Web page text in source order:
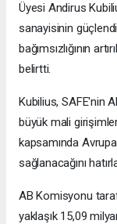
Üyesi Andirus
sanayisinin
bağımsızlığının
belirtti.
Kubilius, SAFE'nin
büyük mali
kapsamında
sağlanacağını
AB Komisyonu
yaklaşık 15,09